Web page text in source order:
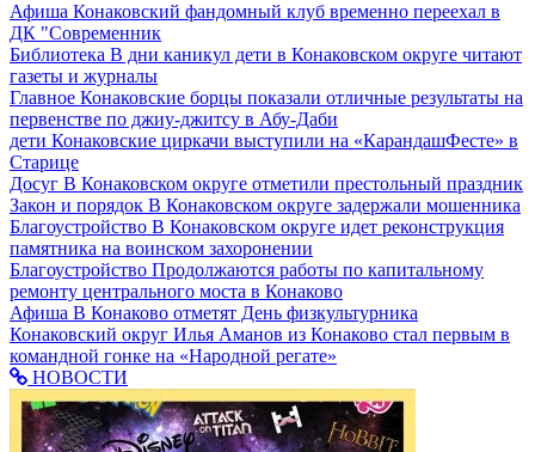
Афиша Конаковский фандомный клуб временно переехал в
ДК "Современник
Библиотека В дни каникул дети в Конаковском округе читают
газеты и журналы
Главное Конаковские борцы показали отличные результаты на
первенстве по джиу-джитсу в Абу-Даби
дети Конаковские циркачи выступили на «КарандашФесте» в
Старице
Досуг В Конаковском округе отметили престольный праздник
Закон и порядок В Конаковском округе задержали мошенника
Благоустройство В Конаковском округе идет реконструкция
памятника на воинском захоронении
Благоустройство Продолжаются работы по капитальному
ремонту центрального моста в Конаково
Афиша В Конаково отметят День физкультурника
Конаковский округ Илья Аманов из Конаково стал первым в
командной гонке на «Народной регате»
НОВОСТИ